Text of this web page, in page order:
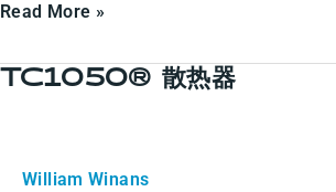
Read More »
TC1050® 散热器
William Winans
TC1050®